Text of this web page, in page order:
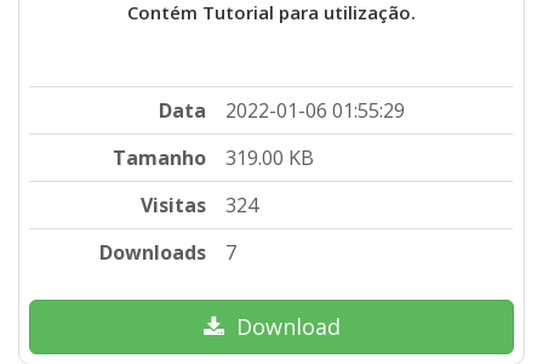
Contém Tutorial para utilização.
Data
2022-01-06 01:55:29
Tamanho
319.00 KB
Visitas
324
Downloads
7
Download